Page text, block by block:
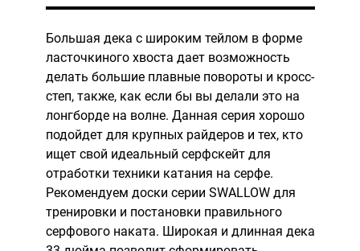
Большая дека с широким тейлом в форме
ласточкиного хвоста дает возможность
делать большие плавные повороты и кросс-
степ, также, как если бы вы делали это на
лонгборде на волне. Данная серия хорошо
подойдет для крупных райдеров и тех, кто
ищет свой идеальный серфскейт для
отработки техники катания на серфе.
Рекомендуем доски серии SWALLOW для
тренировки и постановки правильного
серфового наката. Широкая и длинная дека